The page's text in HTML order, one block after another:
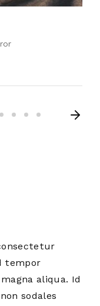
tempor
aliqua. Id
sodales